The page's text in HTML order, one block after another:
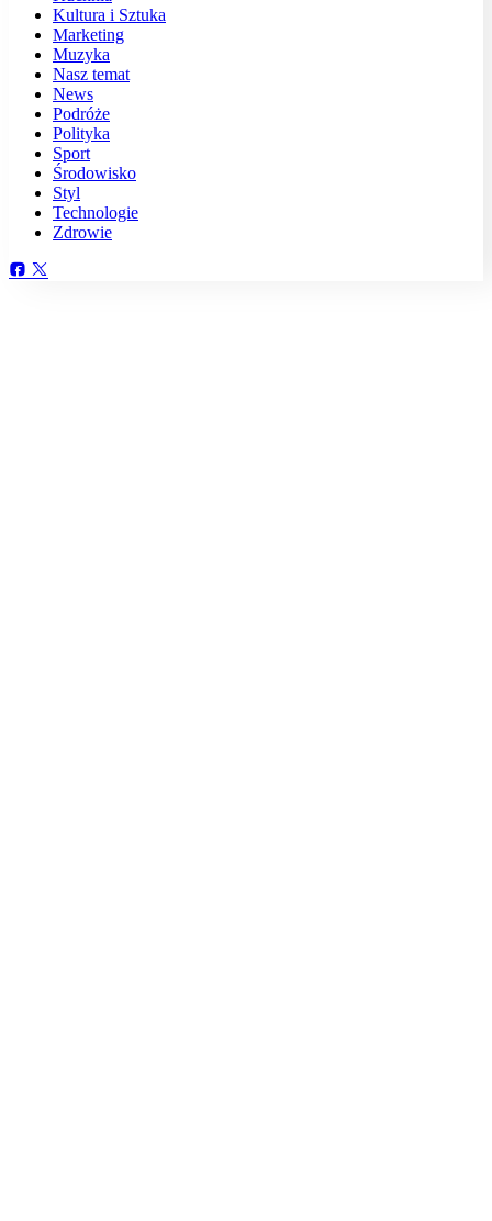
Kultura i Sztuka
Marketing
Muzyka
Nasz temat
News
Podróże
Polityka
Sport
Środowisko
Styl
Technologie
Zdrowie